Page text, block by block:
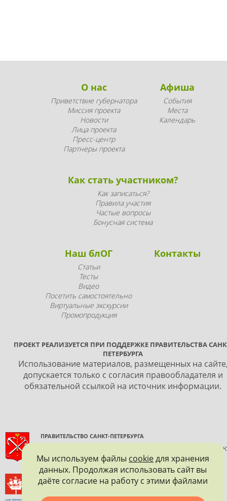
О нас
Приветствие губернатора
Миссия проекта
Новости
Лица проекта
Пресс-центр
Партнеры проекта
Афиша
События
Места
Календарь
Как стать участником?
Как записаться?
Правила участия
Частые вопросы
Бонусная система
Наш блОГ
Статьи
Тесты
Видео
Посетить самостоятельно
Виртуальные экскурсии
Промопродукция
Контакты
ПРОЕКТ РЕАЛИЗУЕТСЯ ПРИ ПОДДЕРЖКЕ ПРАВИТЕЛЬСТВА
ПЕТЕРБУРГА
Использование материалов, размещенных на
допускается только с согласия правообладателя и
обязательной ссылкой на источник информации.
ПРАВИТЕЛЬСТВО САНКТ-ПЕТЕРБУРГА
КОМИТЕТ ПО ГОСУДАРСТВЕННОМУ КОНТРОЛЮ,
И ОХРАНЕ ПАМЯТНИКОВ ИСТОРИИ И КУЛЬТУРЫ
ВСЕРОССИЙСКОЕ ОБЩЕСТВО ОХРАНЫ ПАМЯТНИКОВ
ИСТОРИИ И КУЛЬТУРЫ
САНКТ-ПЕТЕРБУРГСКОЕ ГОРОДСКОЕ ОТДЕЛЕНИЕ
Мы используем файлы cookieдля хранения
данных. Продолжая использовать сайт вы
даёте согласие на работу с этими файлами